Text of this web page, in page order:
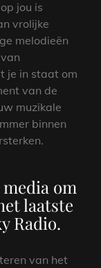
jou is
vrolijke
melodieën
je in staat om
van de
muzikale
binnen
om
laatste
Radio.
van het